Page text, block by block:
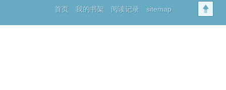
首页 我的书架 阅读记录 sitemap